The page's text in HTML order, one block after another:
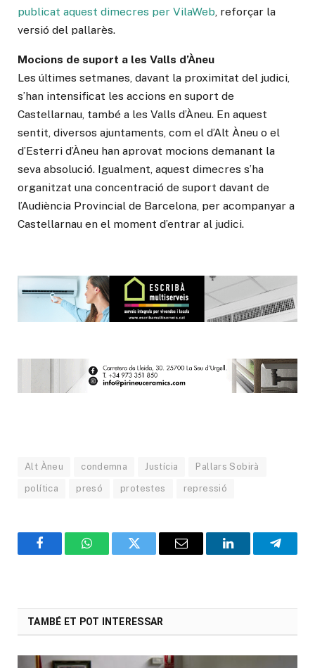
publicat aquest dimecres per VilaWeb, reforçar la
versió del pallarès.
Mocions de suport a les Valls d’Àneu
Les últimes setmanes, davant la proximitat del judici,
s’han intensificat les accions en suport de
Castellarnau, també a les Valls d’Àneu. En aquest
sentit, diversos ajuntaments, com el d’Alt Àneu o el
d’Esterri d’Àneu han aprovat mocions demanant la
seva absolució. Igualment, aquest dimecres s’ha
organitzat una concentració de suport davant de
l’Audiència Provincial de Barcelona, per acompanyar a
Castellarnau en el moment d’entrar al judici.
Alt Àneu condemna Justícia Pallars Sobirà
política presó protestes repressió
FacebookWhatsAppTwitter Email LinkedIn
TAMBÉ ET POT INTERESSAR